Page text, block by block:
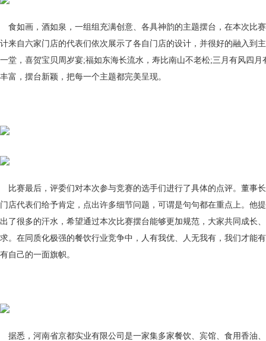
食如画，酒如泉，一组组充满创意、各具神韵的主题摆台，在本次比
计来自六家门店的代表们依次展示了各自门店的设计，并很好的融入到
一堂，喜贺宝贝周岁宴;福如东海长流水，寿比南山不老松;三月有风四
丰富，摆台新颖，把每一个主题都完美呈现。
比赛最后，评委们对本次参与竞赛的选手们进行了具体的点评。董事
门店代表们给予肯定，点出许多细节问题，可谓是句句都在重点上。他
出了很多的汗水，希望通过本次比赛摆台能够更加规范，大家共同成长
求。在同质化极强的餐饮行业竞争中，人有我优、人无我有，我们才能
有自己的一面旗帜。
据悉，河南省京都实业有限公司是一家集多家餐饮、宾馆、食用香油